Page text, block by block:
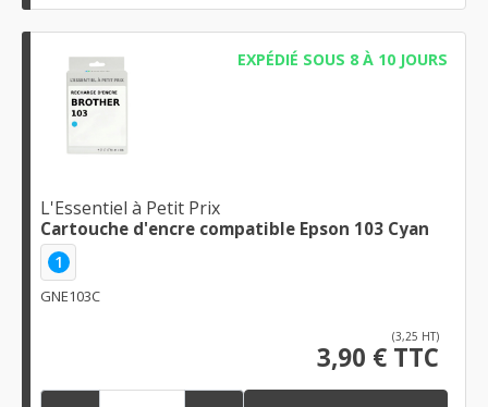
EXPÉDIÉ SOUS 8 À 10 JOURS
L'Essentiel à Petit Prix
Cartouche d'encre compatible Epson 103 Cyan
1
GNE103C
(3,25 HT)
3,90 € TTC